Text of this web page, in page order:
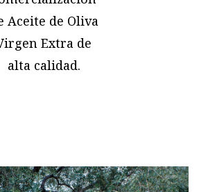
Aceite de Oliva
Extra de
alta calidad.